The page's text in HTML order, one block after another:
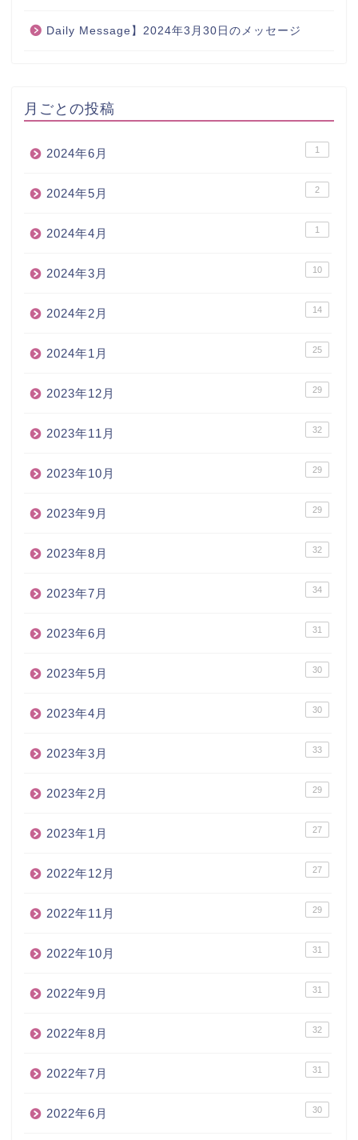
Daily Message】2024年3月30日のメッセージ
月ごとの投稿
2024年6月 1
2024年5月 2
2024年4月 1
2024年3月 10
2024年2月 14
2024年1月 25
2023年12月 29
2023年11月 32
2023年10月 29
2023年9月 29
2023年8月 32
2023年7月 34
2023年6月 31
2023年5月 30
2023年4月 30
2023年3月 33
2023年2月 29
2023年1月 27
2022年12月 27
2022年11月 29
2022年10月 31
2022年9月 31
2022年8月 32
2022年7月 31
2022年6月 30